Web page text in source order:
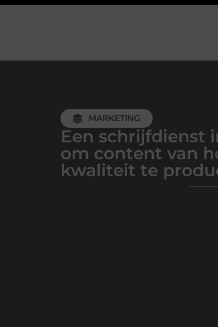
MARKETING
Een schrijfdienst
om content van
kwaliteit te